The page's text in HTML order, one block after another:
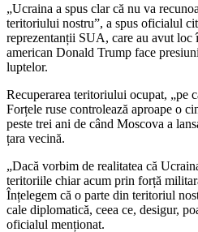
„Ucraina a spus clar că nu va
teritoriului nostru”, a spus oficialul
reprezentanții SUA, care au avut loc
american Donald Trump face
luptelor.
Recuperarea teritoriului ocupat, „pe
Forțele ruse controlează aproape o
peste trei ani de când Moscova a
țara vecină.
„Dacă vorbim de realitatea că
teritoriile chiar acum prin forță
Înțelegem că o parte din teritoriul
cale diplomatică, ceea ce, desigur,
oficialul menționat.